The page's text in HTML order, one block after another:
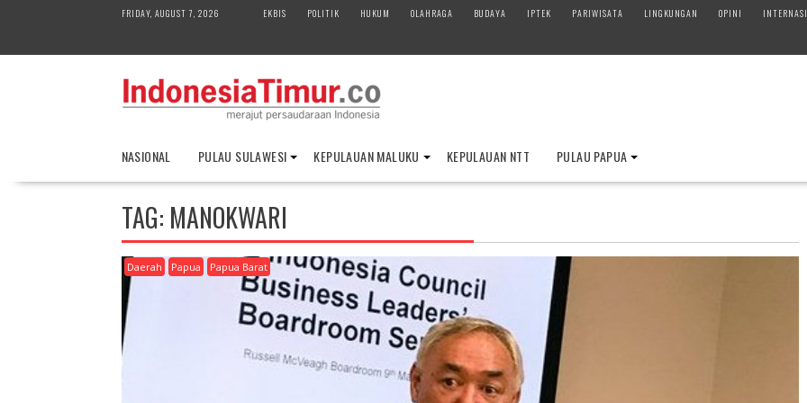
FRIDAY, AUGUST 7, 2026 EKBIS POLITIK HUKUM OLAHRAGA BUDAYA IPTEK PARIWISATA LINGKUNGAN OPINI
NASIONAL PULAU SULAWESI KEPULAUAN MALUKU KEPULAUAN NTT PULAU PAPUA
TAG: MANOKWARI
Daerah Papua Papua Barat